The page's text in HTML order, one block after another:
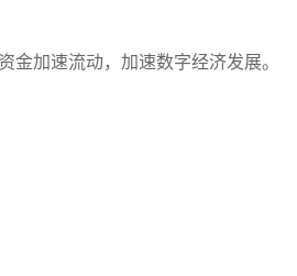
金加速流动，加速数字经济发展。